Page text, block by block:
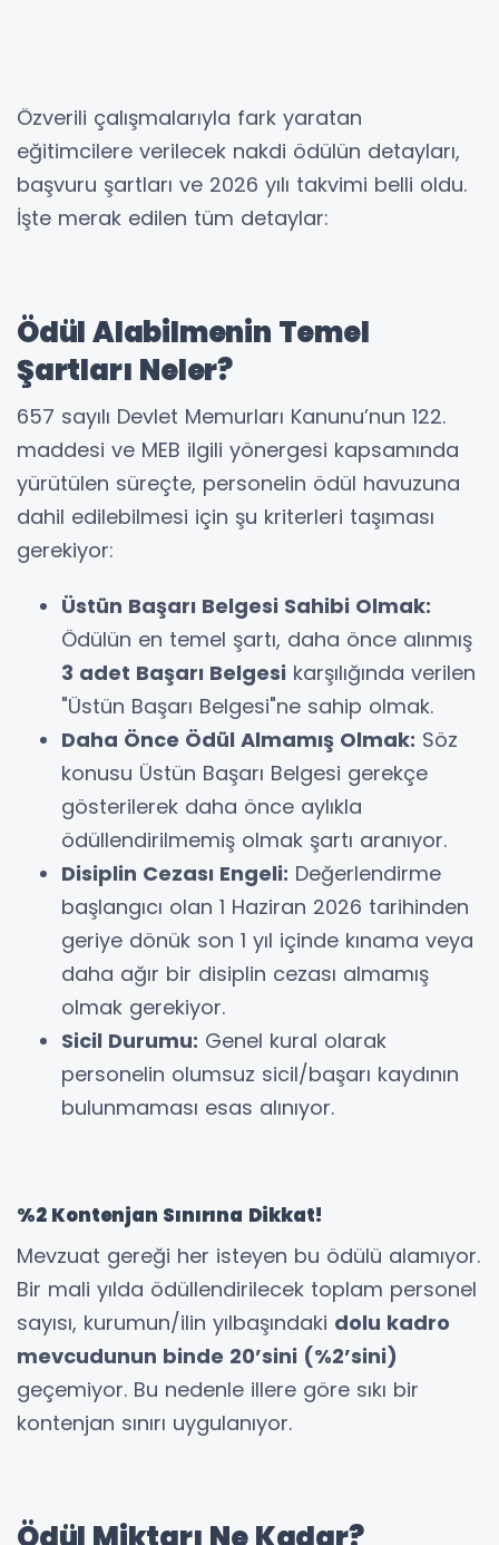
Özverili çalışmalarıyla fark yaratan
eğitimcilere verilecek nakdi ödülün detayları,
başvuru şartları ve 2026 yılı takvimi belli oldu.
İşte merak edilen tüm detaylar:
Ödül Alabilmenin Temel
Şartları Neler?
657 sayılı Devlet Memurları Kanunu’nun 122.
maddesi ve MEB ilgili yönergesi kapsamında
yürütülen süreçte, personelin ödül havuzuna
dahil edilebilmesi için şu kriterleri taşıması
gerekiyor:
Üstün Başarı Belgesi Sahibi Olmak:
Ödülün en temel şartı, daha önce alınmış
3 adet Başarı Belgesi karşılığında verilen
"Üstün Başarı Belgesi"ne sahip olmak.
Daha Önce Ödül Almamış Olmak: Söz
konusu Üstün Başarı Belgesi gerekçe
gösterilerek daha önce aylıkla
ödüllendirilmemiş olmak şartı aranıyor.
Disiplin Cezası Engeli: Değerlendirme
başlangıcı olan 1 Haziran 2026 tarihinden
geriye dönük son 1 yıl içinde kınama veya
daha ağır bir disiplin cezası almamış
olmak gerekiyor.
Sicil Durumu: Genel kural olarak
personelin olumsuz sicil/başarı kaydının
bulunmaması esas alınıyor.
%2 Kontenjan Sınırına Dikkat!
Mevzuat gereği her isteyen bu ödülü alamıyor.
Bir mali yılda ödüllendirilecek toplam personel
sayısı, kurumun/ilin yılbaşındaki dolu kadro
mevcudunun binde 20’sini (%2’sini)
geçemiyor. Bu nedenle illere göre sıkı bir
kontenjan sınırı uygulanıyor.